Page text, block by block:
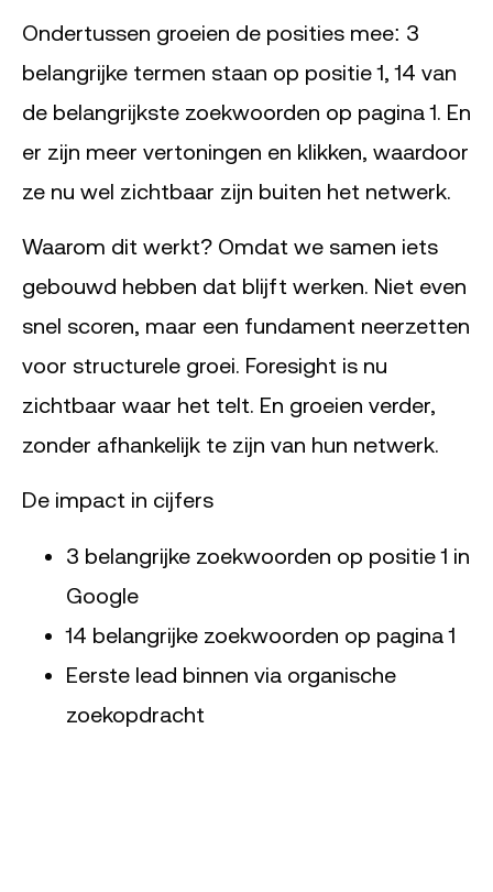
Ondertussen groeien de posities mee: 3
belangrijke termen staan op positie 1, 14 van
de belangrijkste zoekwoorden op pagina 1. En
er zijn meer vertoningen en klikken, waardoor
ze nu wel zichtbaar zijn buiten het netwerk.
Waarom dit werkt? Omdat we samen iets
gebouwd hebben dat blijft werken. Niet even
snel scoren, maar een fundament neerzetten
voor structurele groei. Foresight is nu
zichtbaar waar het telt. En groeien verder,
zonder afhankelijk te zijn van hun netwerk.
De impact in cijfers
3 belangrijke zoekwoorden op positie 1 in
Google
14 belangrijke zoekwoorden op pagina 1
Eerste lead binnen via organische
zoekopdracht